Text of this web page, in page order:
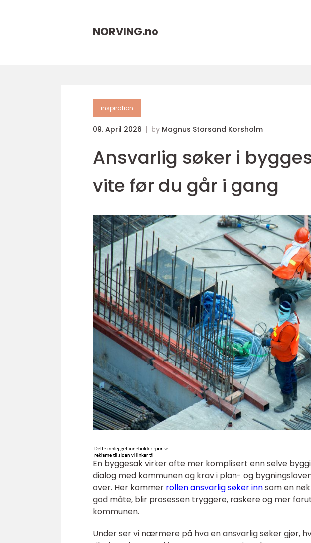
NORVING.no
inspiration
09. April 2026 by Magnus Storsand Korsholm
Ansvarlig søker i
vite før du går i gang
En byggesak virker ofte mer komplisert enn selve
dialog med kommunen og krav i plan- og
over. Her kommer rollen ansvarlig søker innsom en
god måte, blir prosessen tryggere, raskere og mer
kommunen.
Under ser vi nærmere på hva en ansvarlig søker gjør,